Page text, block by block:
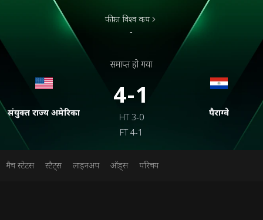
संयुक्त राज्य अमेरिका
फीफा विश्व कप
-
समाप्त हो गया
4-1
HT3-0
FT4-1
पैराग्वे
मैच स्टेटस स्टैट्स लाइनअप ऑड्स परिचय